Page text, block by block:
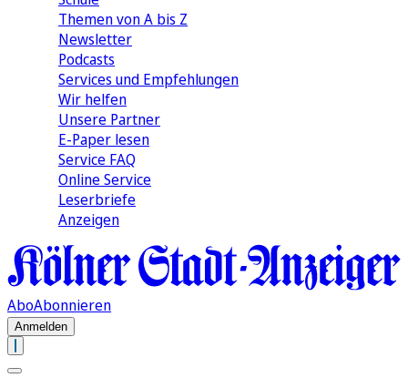
Themen von A bis Z
Newsletter
Podcasts
Services und Empfehlungen
Wir helfen
Unsere Partner
E-Paper lesen
Service FAQ
Online Service
Leserbriefe
Anzeigen
AboAbonnieren
Anmelden